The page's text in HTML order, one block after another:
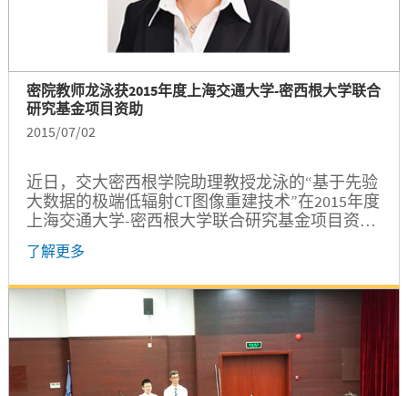
密院教师龙泳获2015年度上海交通大学-密西根大学联合
研究基金项目资助
2015/07/02
近日，交大密西根学院助理教授龙泳的“基于先验
大数据的极端低辐射CT图像重建技术”在2015年度
上海交通大学-密西根大学联合研究基金项目资助
评选中成功获选，将获得为期两年的专款资助。
了解更多